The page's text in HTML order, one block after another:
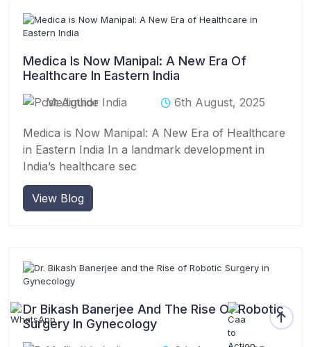
Medica Is Now Manipal: A New Era Of
Healthcare In Eastern India
Mediguide India 6th August, 2025
Medica is Now Manipal: A New Era of Healthcare
in Eastern India In a landmark development in
India’s healthcare sec
View Blog
Dr Bikash Banerjee And The Rise Of Robotic
Surgery In Gynecology